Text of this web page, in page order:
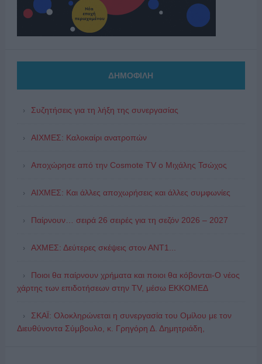
ΔΗΜΟΦΙΛΗ
Συζητήσεις για τη λήξη της συνεργασίας
ΑΙΧΜΕΣ: Καλοκαίρι ανατροπών
Αποχώρησε από την Cosmote TV o Μιχάλης Τσώχος
ΑΙΧΜΕΣ: Και άλλες αποχωρήσεις και άλλες συμφωνίες
Παίρνουν… σειρά 26 σειρές για τη σεζόν 2026 – 2027
ΑΧΜΕΣ: Δεύτερες σκέψεις στον ΑΝΤ1...
Ποιοι θα παίρνουν χρήματα και ποιοι θα κόβονται-Ο νέος
χάρτης των επιδοτήσεων στην TV, μέσω ΕΚΚΟΜΕΔ
ΣΚΑΪ: Ολοκληρώνεται η συνεργασία του Ομίλου με τον
Διευθύνοντα Σύμβουλο, κ. Γρηγόρη Δ. Δημητριάδη,